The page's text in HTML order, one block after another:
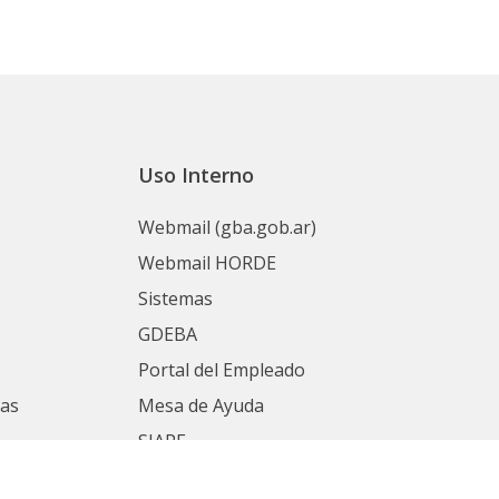
Uso Interno
Webmail (gba.gob.ar)
Webmail HORDE
Sistemas
GDEBA
Portal del Empleado
Mesa de Ayuda
SIAPE